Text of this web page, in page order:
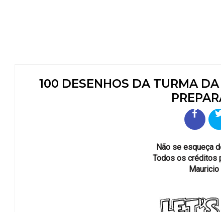
100 DESENHOS DA TURMA
Não se esqueça
Todos os créditos